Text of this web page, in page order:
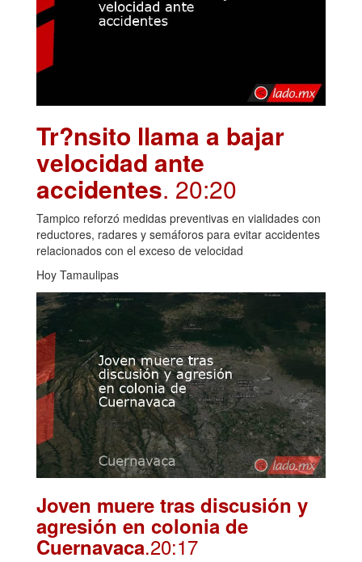
Tr?nsito llama a bajar
velocidad ante
accidentes. 20:20
Tampico reforzó medidas preventivas en vialidades con
reductores, radares y semáforos para evitar accidentes
relacionados con el exceso de velocidad
Hoy Tamaulipas
Joven muere tras discusión y
agresión en colonia de
Cuernavaca.20:17